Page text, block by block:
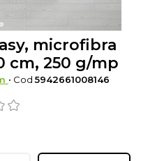
microfibra
cm, 250 g/mp
• Cod5942661008146